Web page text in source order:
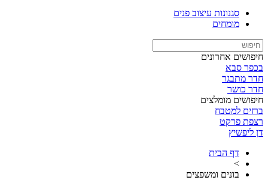
סגנונות עיצוב פנים
מומחים
חיפושים אחרונים
בכפר סבא
חדר מתבגר
חדר כושר
חיפושים מומלצים
ברזים למטבח
רצפת פרקט
דן ליפשיץ
דף הבית
>
בונים ומשפצים